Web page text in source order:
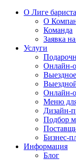
О Лиге бариста
О
Команда
Заявка
Услуги
Онлайн-
Онлайн-
Меню
Дизайн-
Подбор
Бизнес-
Информация
Блог